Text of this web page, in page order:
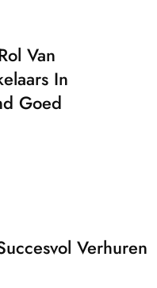
Van
In
Goed
Verhuren